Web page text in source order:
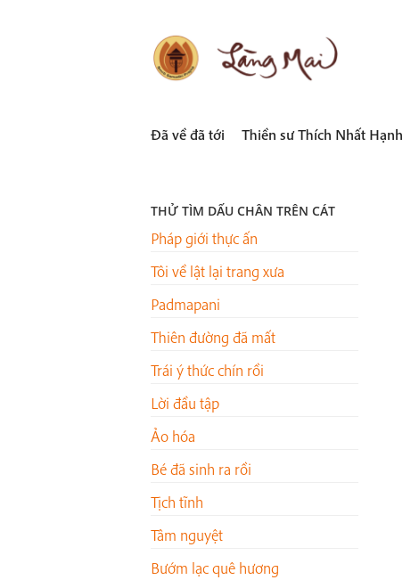
LÀNG MAI
Đã về đã tới Thiền sư Thích Nhất Hạnh
THỬ TÌM DẤU CHÂN TRÊN CÁT
Pháp giới thực ấn
Tôi về lật lại trang xưa
Padmapani
Thiên đường đã mất
Trái ý thức chín rồi
Lời đầu tập
Ảo hóa
Bé đã sinh ra rồi
Tịch tĩnh
Tâm nguyệt
Bướm lạc quê hương